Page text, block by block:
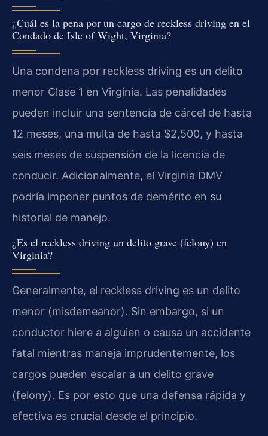
¿Cuál es la pena por un cargo de reckless driving en el
Condado de Isle of Wight, Virginia?
Una condena por reckless driving es un delito
menor Clase 1 en Virginia. Las penalidades
pueden incluir una sentencia de cárcel de hasta
12 meses, una multa de hasta $2,500, y hasta
seis meses de suspensión de la licencia de
conducir. Adicionalmente, el Virginia DMV
podría imponer puntos de demérito en su
historial de manejo.
¿Es el reckless driving un delito grave (felony) en
Virginia?
Generalmente, el reckless driving es un delito
menor (misdemeanor). Sin embargo, si un
conductor hiere a alguien o causa un accidente
fatal mientras maneja imprudentemente, los
cargos pueden escalar a un delito grave
(felony). Es por esto que una defensa rápida y
efectiva es crucial desde el principio.